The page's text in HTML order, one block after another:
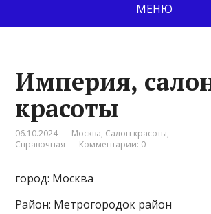
МЕНЮ
Империя,
красоты
06.10.2024 Москва, Салон красоты,
Справочная
Комментарии: 0
город: Москва
Район: Метрогородок район